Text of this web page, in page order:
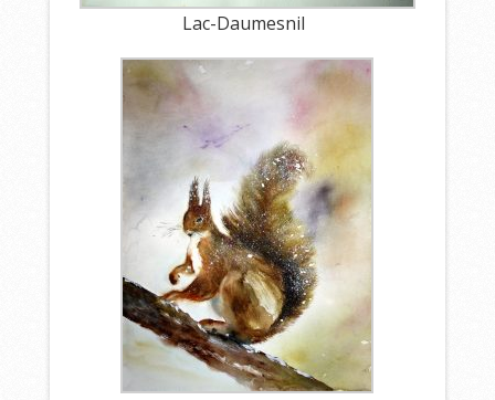
Lac-Daumesnil